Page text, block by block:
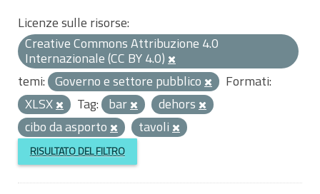
Licenze sulle risorse:
Creative Commons Attribuzione 4.0
Internazionale (CC BY 4.0)
temi: Governo e settore pubblico
Formati:
XLSX
Tag: bar
dehors
cibo da asporto
tavoli
RISULTATO DEL FILTRO